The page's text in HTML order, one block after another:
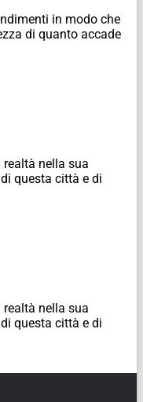
in modo che
di quanto accade
nella sua
questa città e di
nella sua
questa città e di